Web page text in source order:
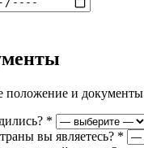
положение и документы
*
вы являетесь? *